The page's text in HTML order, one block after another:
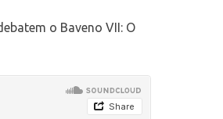
o Baveno VII: O